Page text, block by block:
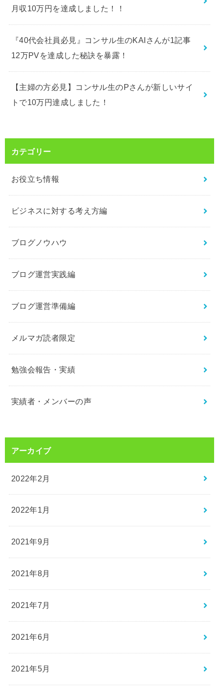
月収10万円を達成しました！！
『40代会社員必見』コンサル生のKAIさんが1記事
12万PVを達成した秘訣を暴露！
【主婦の方必見】コンサル生のPさんが新しいサイ
トで10万円達成しました！
カテゴリー
お役立ち情報
ビジネスに対する考え方編
ブログノウハウ
ブログ運営実践編
ブログ運営準備編
メルマガ読者限定
勉強会報告・実績
実績者・メンバーの声
アーカイブ
2022年2月
2022年1月
2021年9月
2021年8月
2021年7月
2021年6月
2021年5月